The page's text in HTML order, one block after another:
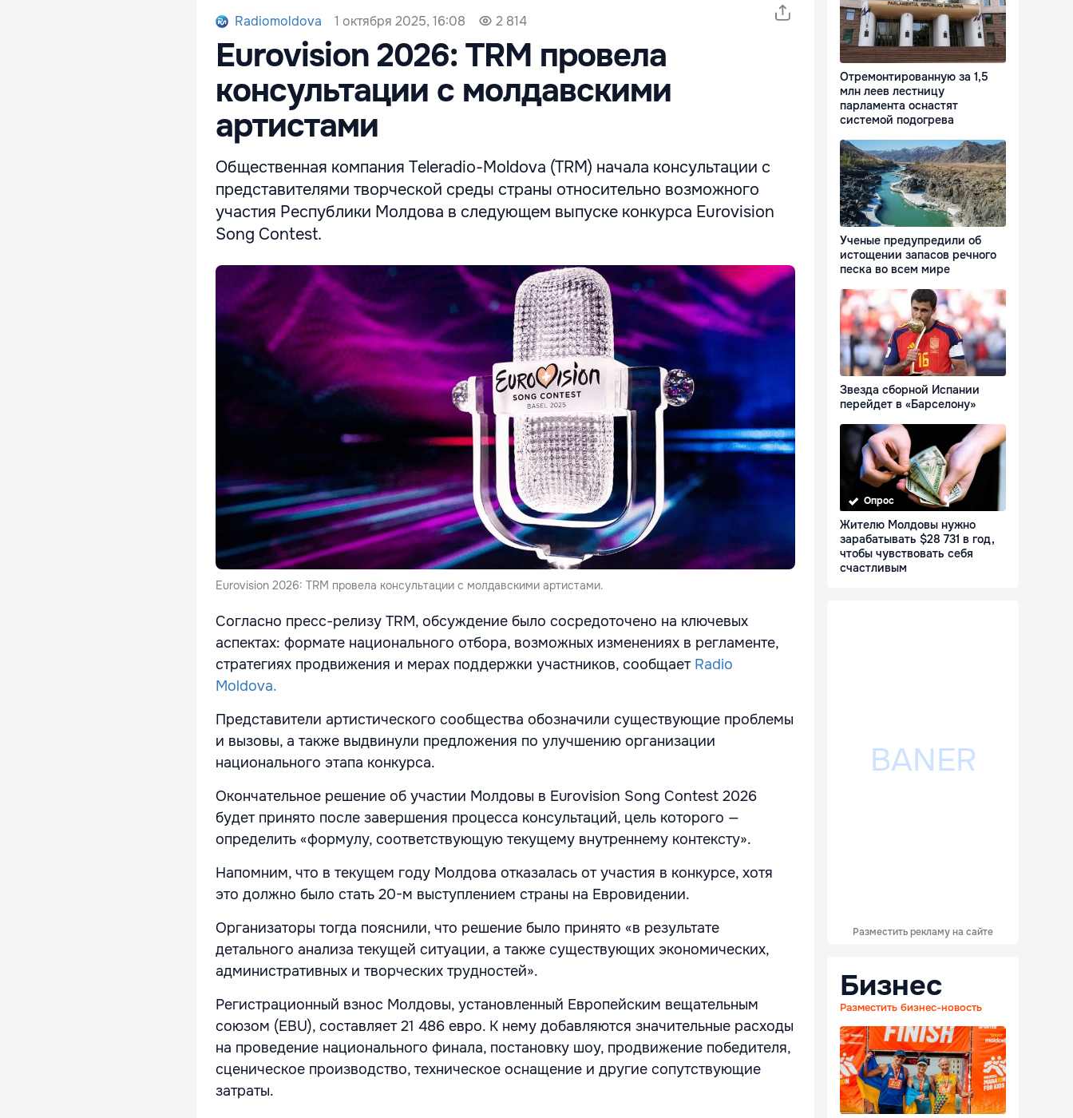
Radiomoldova 1 октября 2025, 16:08 2 814
Eurovision 2026: TRM провела
консультации с молдавскими
артистами
Общественная компания Teleradio-Moldova (TRM) начала консультации с
представителями творческой среды страны относительно возможного
участия Республики Молдова в следующем выпуске конкурса Eurovision
Song Contest.
Eurovision 2026: TRM провела консультации с молдавскими артистами.
Согласно пресс-релизу TRM, обсуждение было сосредоточено на ключевых
аспектах: формате национального отбора, возможных изменениях в регламенте,
стратегиях продвижения и мерах поддержки участников, сообщает Radio
Moldova.
Представители артистического сообщества обозначили существующие проблемы
и вызовы, а также выдвинули предложения по улучшению организации
национального этапа конкурса.
Окончательное решение об участии Молдовы в Eurovision Song Contest 2026
будет принято после завершения процесса консультаций, цель которого —
определить «формулу, соответствующую текущему внутреннему контексту».
Напомним, что в текущем году Молдова отказалась от участия в конкурсе, хотя
это должно было стать 20-м выступлением страны на Евровидении.
Организаторы тогда пояснили, что решение было принято «в результате
детального анализа текущей ситуации, а также существующих экономических,
административных и творческих трудностей».
Регистрационный взнос Молдовы, установленный Европейским вещательным
союзом (EBU), составляет 21 486 евро. К нему добавляются значительные расходы
на проведение национального финала, постановку шоу, продвижение победителя,
сценическое производство, техническое оснащение и другие сопутствующие
затраты.
Отремонтированную за 1,5
млн леев лестницу
парламента оснастят
системой подогрева
Ученые предупредили об
истощении запасов речного
песка во всем мире
Звезда сборной Испании
перейдет в «Барселону»
Опрос
Жителю Молдовы нужно
зарабатывать $28 731 в год,
чтобы чувствовать себя
счастливым
Разместить рекламу на сайте
Бизнес
Разместить бизнес-новость